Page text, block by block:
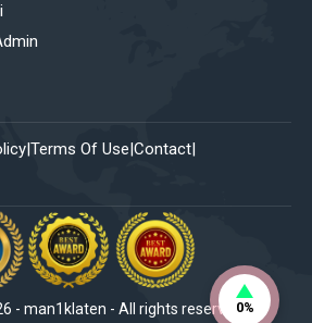
Terms Of Use Contact
- man1klaten - All rights reserved.0%